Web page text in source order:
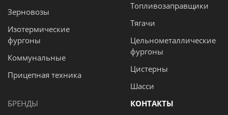
Зерновозы
Изотермические
фургоны
Коммунальные
Прицепная техника
Топливозаправщики
Тягачи
Цельнометаллические
фургоны
Цистерны
Шасси
БРЕНДЫ
КОНТАКТЫ